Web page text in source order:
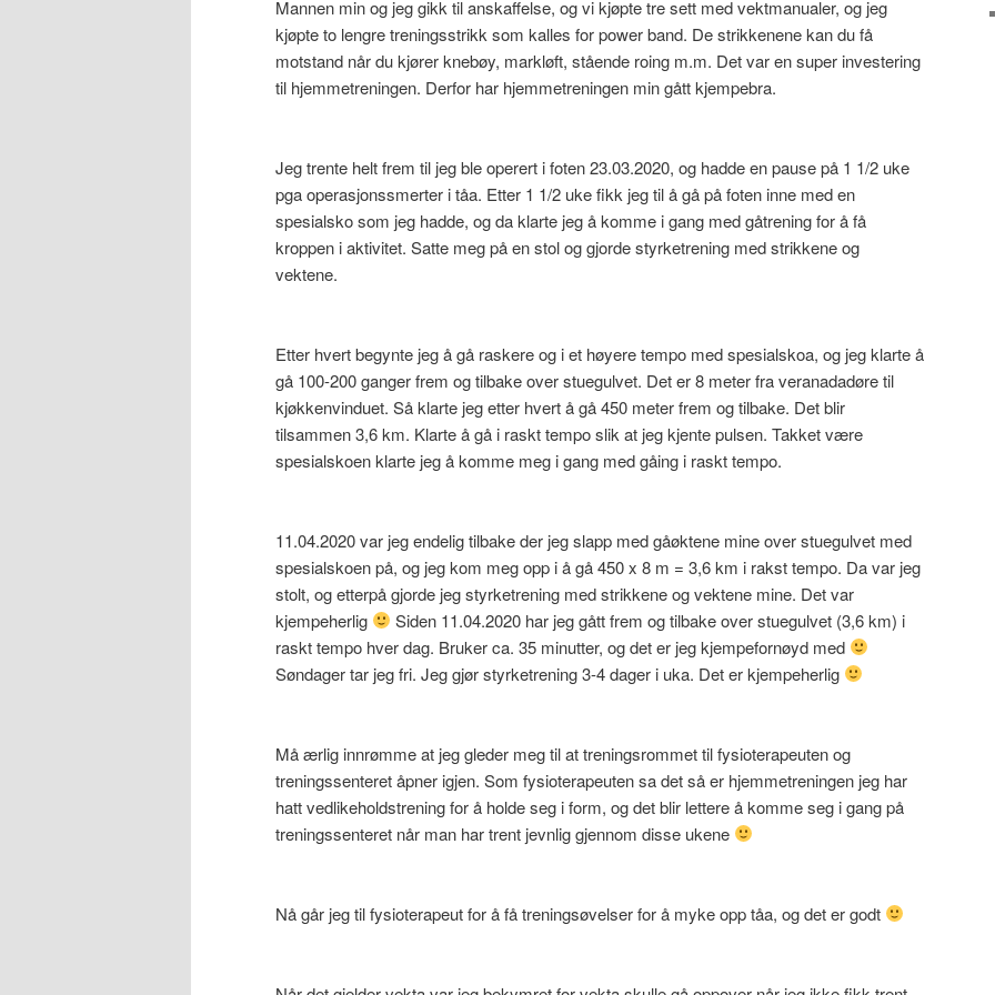
Mannen min og jeg gikk til anskaffelse, og vi kjøpte tre sett med vektmanualer, og jeg
kjøpte to lengre treningsstrikk som kalles for power band. De strikkenene kan du få
motstand når du kjører knebøy, markløft, stående roing m.m. Det var en super investering
til hjemmetreningen. Derfor har hjemmetreningen min gått kjempebra.
Jeg trente helt frem til jeg ble operert i foten 23.03.2020, og hadde en pause på 1 1/2 uke
pga operasjonssmerter i tåa. Etter 1 1/2 uke fikk jeg til å gå på foten inne med en
spesialsko som jeg hadde, og da klarte jeg å komme i gang med gåtrening for å få
kroppen i aktivitet. Satte meg på en stol og gjorde styrketrening med strikkene og
vektene.
Etter hvert begynte jeg å gå raskere og i et høyere tempo med spesialskoa, og jeg klarte å
gå 100-200 ganger frem og tilbake over stuegulvet. Det er 8 meter fra veranadadøre til
kjøkkenvinduet. Så klarte jeg etter hvert å gå 450 meter frem og tilbake. Det blir
tilsammen 3,6 km. Klarte å gå i raskt tempo slik at jeg kjente pulsen. Takket være
spesialskoen klarte jeg å komme meg i gang med gåing i raskt tempo.
11.04.2020 var jeg endelig tilbake der jeg slapp med gåøktene mine over stuegulvet med
spesialskoen på, og jeg kom meg opp i å gå 450 x 8 m = 3,6 km i rakst tempo. Da var jeg
stolt, og etterpå gjorde jeg styrketrening med strikkene og vektene mine. Det var
kjempeherlig
Siden 11.04.2020 har jeg gått frem og tilbake over stuegulvet (3,6 km) i
raskt tempo hver dag. Bruker ca. 35 minutter, og det er jeg kjempefornøyd med
Søndager tar jeg fri. Jeg gjør styrketrening 3-4 dager i uka. Det er kjempeherlig
Må ærlig innrømme at jeg gleder meg til at treningsrommet til fysioterapeuten og
treningssenteret åpner igjen. Som fysioterapeuten sa det så er hjemmetreningen jeg har
hatt vedlikeholdstrening for å holde seg i form, og det blir lettere å komme seg i gang på
treningssenteret når man har trent jevnlig gjennom disse ukene
Nå går jeg til fysioterapeut for å få treningsøvelser for å myke opp tåa, og det er godt